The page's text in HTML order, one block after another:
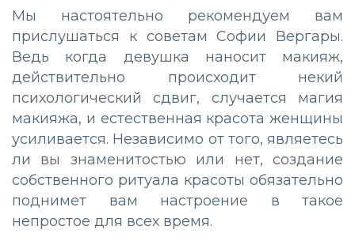
Мы настоятельно рекомендуем вам
прислушаться к советам Софии Вергары.
Ведь когда девушка наносит макияж,
действительно происходит некий
психологический сдвиг, случается магия
макияжа, и естественная красота женщины
усиливается. Независимо от того, являетесь
ли вы знаменитостью или нет, создание
собственного ритуала красоты обязательно
поднимет вам настроение в такое
непростое для всех время.